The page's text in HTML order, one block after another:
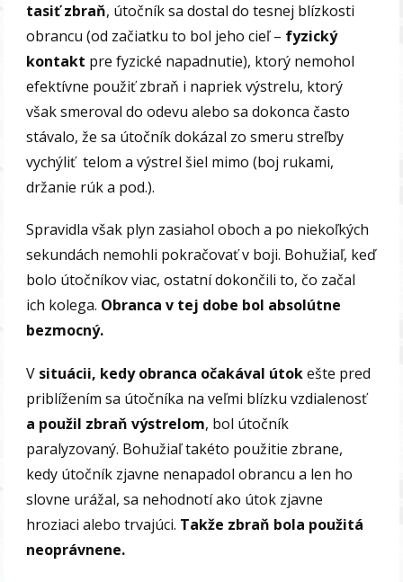
tasiť zbraň, útočník sa dostal do tesnej blízkosti
obrancu (od začiatku to bol jeho cieľ – fyzický
kontakt pre fyzické napadnutie), ktorý nemohol
efektívne použiť zbraň i napriek výstrelu, ktorý
však smeroval do odevu alebo sa dokonca často
stávalo, že sa útočník dokázal zo smeru streľby
vychýliť telom a výstrel šiel mimo (boj rukami,
držanie rúk a pod.).
Spravidla však plyn zasiahol oboch a po niekoľkých
sekundách nemohli pokračovať v boji. Bohužiaľ, keď
bolo útočníkov viac, ostatní dokončili to, čo začal
ich kolega. Obranca v tej dobe bol absolútne
bezmocný.
V situácii, kedy obranca očakával útokešte pred
priblížením sa útočníka na veľmi blízku vzdialenosť
a použil zbraň výstrelom, bol útočník
paralyzovaný. Bohužiaľ takéto použitie zbrane,
kedy útočník zjavne nenapadol obrancu a len ho
slovne urážal, sa nehodnotí ako útok zjavne
hroziaci alebo trvajúci. Takže zbraň bola použitá
neoprávnene.